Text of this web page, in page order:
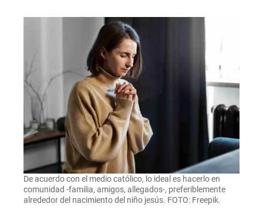
De acuerdo con el medio católico, lo ideal es hacerlo en
comunidad -familia, amigos, allegados-, preferiblemente
alrededor del nacimiento del niño jesús. FOTO: Freepik.